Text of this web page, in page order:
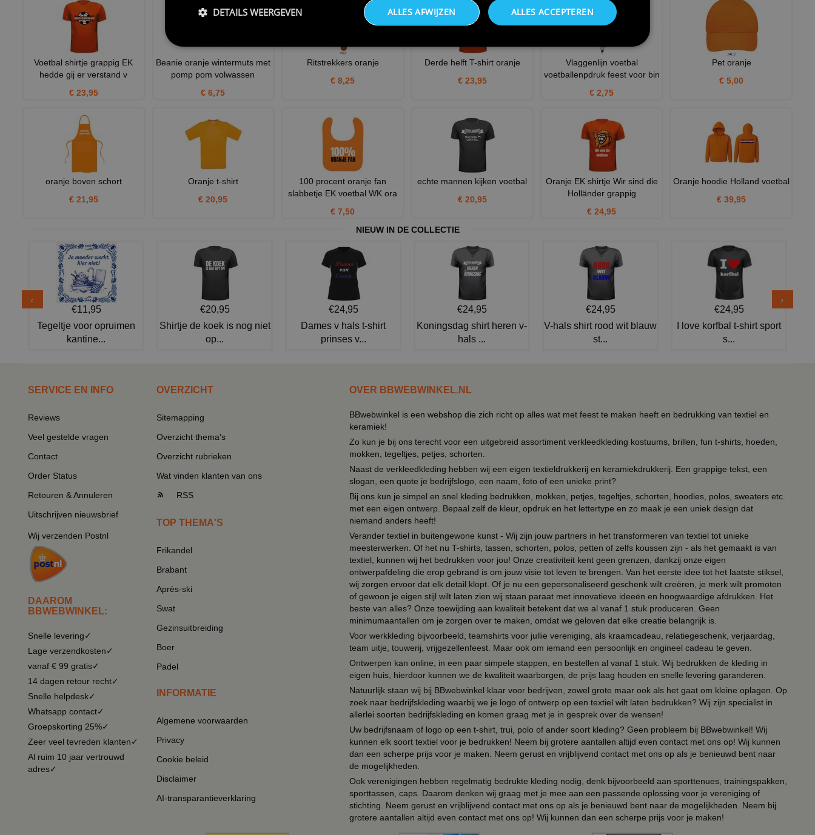
Voetbal shirtje grappig EK
hedde gij er verstand v
€ 23,95
Beanie oranje wintermuts met
pomp pom volwassen
€ 6,75
Ritstrekkers oranje
€ 8,25
Derde helft T-shirt oranje
€ 23,95
Vlaggenlijn voetbal
voetballenpdruk feest voor bin
€ 2,75
Pet oranje
€ 5,00
oranje boven schort
€ 21,95
Oranje t-shirt
€ 20,95
100 procent oranje fan
slabbetje EK voetbal WK ora
€ 7,50
echte mannen kijken voetbal
€ 20,95
Oranje EK shirtje Wir sind die
Holländer grappig
€ 24,95
Oranje hoodie Holland voetbal
€ 39,95
NIEUW IN DE COLLECTIE
€11,95
Tegeltje voor opruimen
kantine...
€20,95
Shirtje de koek is nog niet
op...
€24,95
Dames v hals t-shirt
prinses v...
€24,95
Koningsdag shirt heren v-
hals ...
€24,95
V-hals shirt rood wit blauw
st...
€24,95
I love korfbal t-shirt sport
s...
SERVICE EN INFO
Reviews
Veel gestelde vragen
Contact
Order Status
Retouren & Annuleren
Uitschrijven nieuwsbrief
Wij verzenden Postnl
DAAROM
BBWEBWINKEL:
Snelle levering✓
Lage verzendkosten✓
vanaf € 99 gratis✓
14 dagen retour recht✓
Snelle helpdesk✓
Whatsapp contact✓
Groepskorting 25%✓
Zeer veel tevreden klanten✓
Al ruim 10 jaar vertrouwd
adres✓
OVERZICHT
Sitemapping
Overzicht thema's
Overzicht rubrieken
Wat vinden klanten van ons
RSS
TOP THEMA'S
Frikandel
Brabant
Après-ski
Swat
Gezinsuitbreiding
Boer
Padel
INFORMATIE
Algemene voorwaarden
Privacy
Cookie beleid
Disclaimer
AI-transparantieverklaring
OVER BBWEBWINKEL.NL
BBwebwinkel is een webshop die zich richt op alles wat met feest te maken heeft en bedrukking van textiel en
keramiek!
Zo kun je bij ons terecht voor een uitgebreid assortiment verkleedkleding kostuums, brillen, fun t-shirts, hoeden,
mokken, tegeltjes, petjes, schorten.
Naast de verkleedkleding hebben wij een eigen textieldrukkerij en keramiekdrukkerij. Een grappige tekst, een
slogan, een quote je bedrijfslogo, een naam, foto of een unieke print?
Bij ons kun je simpel en snel kleding bedrukken, mokken, petjes, tegeltjes, schorten, hoodies, polos, sweaters etc.
met een eigen ontwerp. Bepaal zelf de kleur, opdruk en het lettertype en zo maak je een uniek design dat
niemand anders heeft!
Verander textiel in buitengewone kunst - Wij zijn jouw partners in het transformeren van textiel tot unieke
meesterwerken. Of het nu T-shirts, tassen, schorten, polos, petten of zelfs koussen zijn - als het gemaakt is van
textiel, kunnen wij het bedrukken voor jou! Onze creativiteit kent geen grenzen, dankzij onze eigen
ontwerpafdeling die erop gebrand is om jouw visie tot leven te brengen. Van het eerste idee tot het laatste stiksel,
wij zorgen ervoor dat elk detail klopt. Of je nu een gepersonaliseerd geschenk wilt creëren, je merk wilt promoten
of gewoon je eigen stijl wilt laten zien wij staan paraat met innovatieve ideeën en hoogwaardige afdrukken. Het
beste van alles? Onze toewijding aan kwaliteit betekent dat we al vanaf 1 stuk produceren. Geen
minimumaantallen om je zorgen over te maken, omdat we geloven dat elke creatie belangrijk is.
Voor werkkleding bijvoorbeeld, teamshirts voor jullie vereniging, als kraamcadeau, relatiegeschenk, verjaardag,
team uitje, touwerij, vrijgezellenfeest. Maar ook om iemand een persoonlijk en origineel cadeau te geven.
Ontwerpen kan online, in een paar simpele stappen, en bestellen al vanaf 1 stuk. Wij bedrukken de kleding in
eigen huis, hierdoor kunnen we de kwaliteit waarborgen, de prijs laag houden en snelle levering garanderen.
Natuurlijk staan wij bij BBwebwinkel klaar voor bedrijven, zowel grote maar ook als het gaat om kleine oplagen. Op
zoek naar bedrijfskleding waarbij we je logo of ontwerp op een textiel wilt laten bedrukken? Wij zijn specialist in
allerlei soorten bedrijfskleding en komen graag met je in gesprek over de wensen!
Uw bedrijfsnaam of logo op een t-shirt, trui, polo of ander soort kleding? Geen probleem bij BBwebwinkel! Wij
kunnen elk soort textiel voor je bedrukken! Neem bij grotere aantallen altijd even contact met ons op! Wij kunnen
dan een scherpe prijs voor je maken. Neem gerust en vrijblijvend contact met ons op als je benieuwd bent naar
de mogelijkheden.
Ook verenigingen hebben regelmatig bedrukte kleding nodig, denk bijvoorbeeld aan sporttenues, trainingspakken,
sporttassen, caps. Daarom denken wij graag met je mee aan een passende oplossing voor je vereniging of
stichting. Neem gerust en vrijblijvend contact met ons op als je benieuwd bent naar de mogelijkheden. Neem bij
grotere aantallen altijd even contact met ons op! Wij kunnen dan een scherpe prijs voor je maken!
ALLES ACCEPTEREN
ALLES AFWIJZEN
DETAILS WEERGEVEN